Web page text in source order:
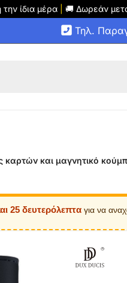
ίδια μέρα 🚚 Δωρεάν
Τηλ.
και μαγνητικό
25 δευτερόλεπταγια να